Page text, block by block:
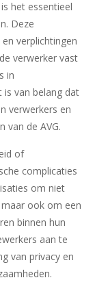
het essentieel
Deze
verplichtingen
verwerker vast
in
is van belang dat
verwerkers en
van de AVG.
of
complicaties
om niet
ook om een
binnen hun
aan te
van privacy en